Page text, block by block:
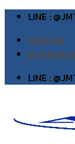
Skip
content
LINE :
บทความ
ภาพส่งขอ
LINE :